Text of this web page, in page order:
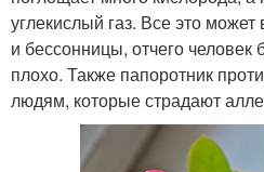
углекислый газ. Все это
и бессонницы, отчего человек
плохо. Также папоротник
людям, которые страдают